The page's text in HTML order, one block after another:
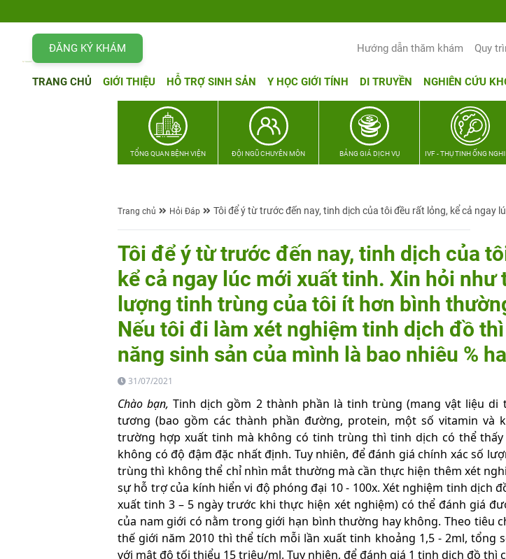
ĐĂNG KÝ KHÁM Hướng dẫn thăm khám Quy
TRANG CHỦ GIỚI THIỆU HỖ TRỢ SINH SẢN Y HỌC GIỚI TÍNH DI TRUYỀN NGHIÊN CỨU
TỔNG QUAN BỆNH VIỆN ĐỘI NGŨ CHUYÊN MÔN BẢNG GIÁ DỊCH VỤ IVF - THỤ TINH ỐNG
Trang chủ Hỏi Đáp Tôi để ý từ trước đến nay, tinh dịch của tôi đều rất lỏng, kể cả ngay
Tôi để ý từ trước đến nay, tinh dịch của
kể cả ngay lúc mới xuất tinh. Xin hỏi như
lượng tinh trùng của tôi ít hơn bình
Nếu tôi đi làm xét nghiệm tinh dịch đồ
năng sinh sản của mình là bao nhiêu %
31/07/2021
Chào bạn,Tinh dịch gồm 2 thành phần là tinh trùng (mang vật liệu di
tương (bao gồm các thành phần đường, protein, một số vitamin và
trường hợp xuất tinh mà không có tinh trùng thì tinh dịch có thể
không có độ đậm đặc nhất định. Tuy nhiên, để đánh giá chính xác số
trùng thì không thể chỉ nhìn mắt thường mà cần thực hiện thêm xét
sự hỗ trợ của kính hiển vi độ phóng đại 10 - 100x. Xét nghiệm tinh dịch
xuất tinh 3 – 5 ngày trước khi thực hiện xét nghiệm) có thể đánh giá
của nam giới có nằm trong giới hạn bình thường hay không. Theo tiêu
thế giới năm 2010 thì thể tích mỗi lần xuất tinh khoảng 1,5 - 2ml, tổng
với mật độ tối thiểu 15 triệu/ml. Tuy nhiên, để đánh giá 1 tinh dịch đồ thì